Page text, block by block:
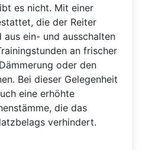
es nicht. Mit einer
die der Reiter
ein- und ausschalten
an frischer
oder den
Bei dieser Gelegenheit
eine erhöhte
die das
verhindert.